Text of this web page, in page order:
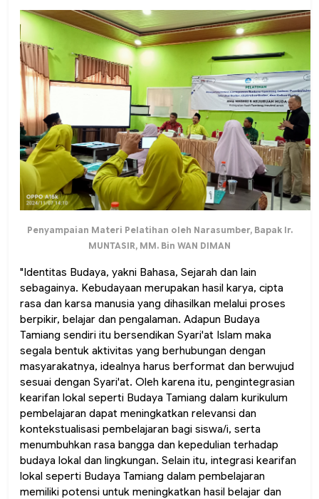
Penyampaian Materi Pelatihan oleh Narasumber, Bapak Ir.
MUNTASIR, MM. Bin WAN DIMAN
"Identitas Budaya, yakni Bahasa, Sejarah dan lain
sebagainya. Kebudayaan merupakan hasil karya, cipta
rasa dan karsa manusia yang dihasilkan melalui proses
berpikir, belajar dan pengalaman. Adapun Budaya
Tamiang sendiri itu bersendikan Syari'at Islam maka
segala bentuk aktivitas yang berhubungan dengan
masyarakatnya, idealnya harus berformat dan berwujud
sesuai dengan Syari'at. Oleh karena itu, pengintegrasian
kearifan lokal seperti Budaya Tamiang dalam kurikulum
pembelajaran dapat meningkatkan relevansi dan
kontekstualisasi pembelajaran bagi siswa/i, serta
menumbuhkan rasa bangga dan kepedulian terhadap
budaya lokal dan lingkungan. Selain itu, integrasi kearifan
lokal seperti Budaya Tamiang dalam pembelajaran
memiliki potensi untuk meningkatkan hasil belajar dan